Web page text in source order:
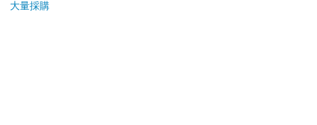
辦理退換貨時，商品（組合商品恕無法接受單獨退貨）必須